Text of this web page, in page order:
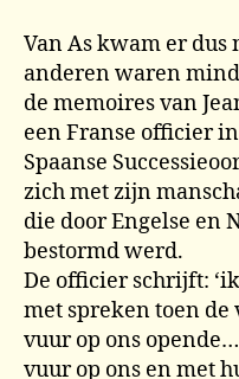
Van As kwam er dus
anderen waren
de memoires van
een Franse officier
Spaanse
zich met zijn
die door Engelse en
bestormd werd.
De officier schrijft:
met spreken toen
vuur op ons
vuur op ons en met